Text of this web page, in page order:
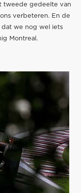
tweede gedeelte van
verbeteren. En de
dat we nog wel iets
Montreal.